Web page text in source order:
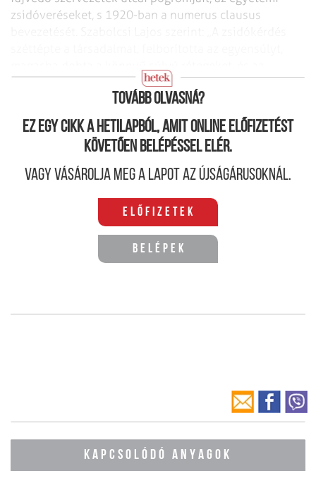
zsidóveréseket, s 1920-ban a numerus clausus
értékes elemeket lesüllyesztette.”
Tovább olvasná?
Ez egy cikk a hetilapból, amit online előfizetést
követően belépéssel elér.
Vagy vásárolja meg a lapot az újságárusoknál.
Előfizetek
Belépek
KAPCSOLÓDÓ ANYAGOK